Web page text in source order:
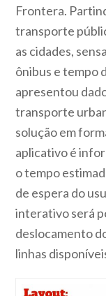
Frontera.
transporte
as cidades,
ônibus e tempo
apresentou
transporte
solução em
aplicativo é
o tempo
de espera do
interativo será
deslocamento
linhas